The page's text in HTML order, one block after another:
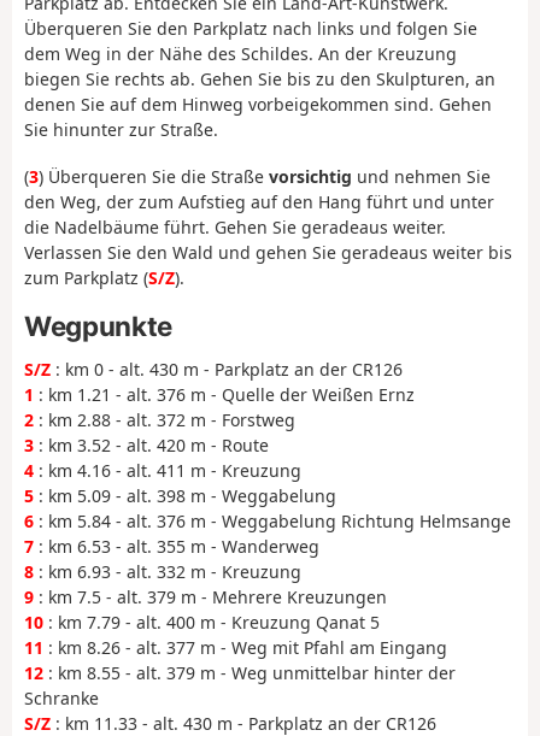
Überqueren Sie den Parkplatz nach links und folgen Sie
dem Weg in der Nähe des Schildes. An der Kreuzung
biegen Sie rechts ab. Gehen Sie bis zu den Skulpturen, an
denen Sie auf dem Hinweg vorbeigekommen sind. Gehen
Sie hinunter zur Straße.
(3) Überqueren Sie die Straße vorsichtig und nehmen Sie
den Weg, der zum Aufstieg auf den Hang führt und unter
die Nadelbäume führt. Gehen Sie geradeaus weiter.
Verlassen Sie den Wald und gehen Sie geradeaus weiter bis
zum Parkplatz (S/Z).
Wegpunkte
S/Z : km 0 - alt. 430 m - Parkplatz an der CR126
1 : km 1.21 - alt. 376 m - Quelle der Weißen Ernz
2 : km 2.88 - alt. 372 m - Forstweg
3 : km 3.52 - alt. 420 m - Route
4 : km 4.16 - alt. 411 m - Kreuzung
5 : km 5.09 - alt. 398 m - Weggabelung
6 : km 5.84 - alt. 376 m - Weggabelung Richtung Helmsange
7 : km 6.53 - alt. 355 m - Wanderweg
8 : km 6.93 - alt. 332 m - Kreuzung
9 : km 7.5 - alt. 379 m - Mehrere Kreuzungen
10 : km 7.79 - alt. 400 m - Kreuzung Qanat 5
11 : km 8.26 - alt. 377 m - Weg mit Pfahl am Eingang
12 : km 8.55 - alt. 379 m - Weg unmittelbar hinter der
Schranke
S/Z : km 11.33 - alt. 430 m - Parkplatz an der CR126